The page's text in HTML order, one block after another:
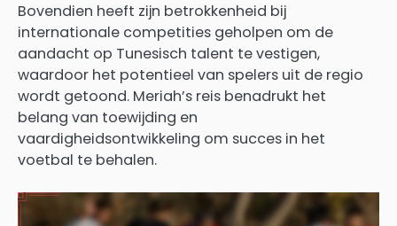
Bovendien heeft zijn betrokkenheid bij
internationale competities geholpen om de
aandacht op Tunesisch talent te vestigen,
waardoor het potentieel van spelers uit de regio
wordt getoond. Meriah’s reis benadrukt het
belang van toewijding en
vaardigheidsontwikkeling om succes in het
voetbal te behalen.